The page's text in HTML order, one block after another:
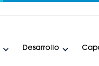
Desarrollo